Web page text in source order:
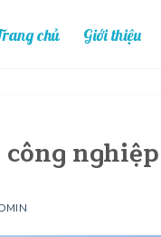
chủ Giới thiệu